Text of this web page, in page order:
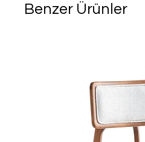
Benzer Ürünler